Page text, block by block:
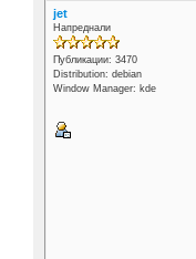
jet
Напреднали
Публикации: 3470
Distribution: debian
Window Manager: kde